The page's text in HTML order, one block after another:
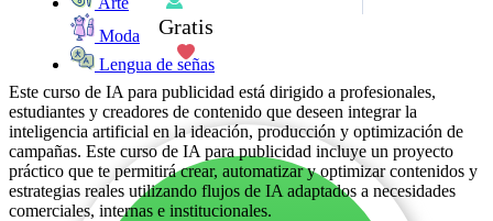
Moda
Lengua de señas
Gratis
Este curso de IA para publicidad está dirigido a profesionales,
estudiantes y creadores de contenido que deseen integrar la
inteligencia artificial en la ideación, producción y optimización de
campañas. Este curso de IA para publicidad incluye un proyecto
práctico que te permitirá crear, automatizar y optimizar contenidos y
estrategias reales utilizando flujos de IA adaptados a necesidades
comerciales, internas e institucionales.